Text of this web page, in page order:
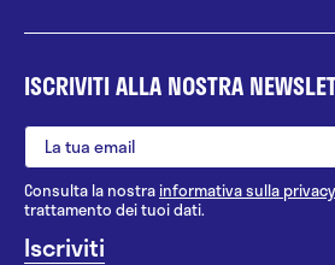
ISCRIVITI ALLA NOSTRA
Consulta la nostrainformativa sulla privacy
trattamento dei tuoi dati.